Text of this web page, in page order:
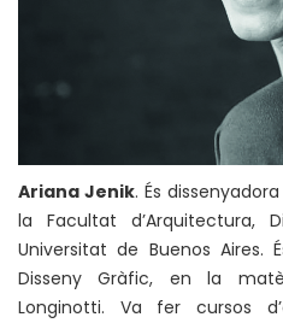
Ariana Jenik. És
la Facultat d’Arquitectura,
Universitat de Buenos
Disseny Gràfic, en la
Longinotti. Va fer cursos